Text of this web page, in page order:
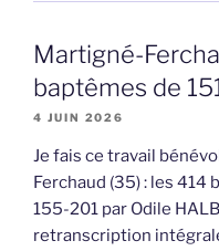
Martigné-
baptêmes de
4 JUIN 2026
Je fais ce travail
Ferchaud (35) : les 414
155-201 par Odile
retranscription